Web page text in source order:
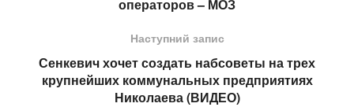
операторов – МОЗ
Наступний запис
Сенкевич хочет создать набсоветы на трех
крупнейших коммунальных предприятиях
Николаева (ВИДЕО)